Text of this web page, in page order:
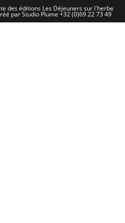
des éditions Les Déjeuners sur l'herbe
par Studio Plume +32 (0)69 22 73 49